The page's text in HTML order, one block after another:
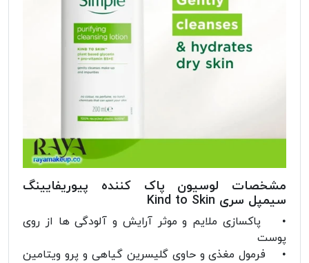
مشخصات لوسیون پاک کننده پیوریفایینگ
سیمپل سری Kind to Skin
• پاکسازی ملایم و موثر آرایش و آلودگی ها از روی
پوست
• فرمول مغذی و حاوی گلیسرین گیاهی و پرو ویتامین